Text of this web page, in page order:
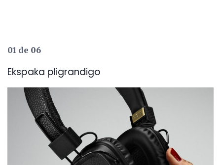
01 de 06
Ekspaka pligrandigo